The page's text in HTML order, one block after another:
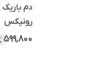
رونیکس
۵۹۹٬۸۰۰